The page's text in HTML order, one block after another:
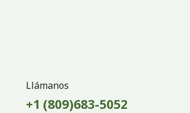
Llámanos
+1 (809)683-5052